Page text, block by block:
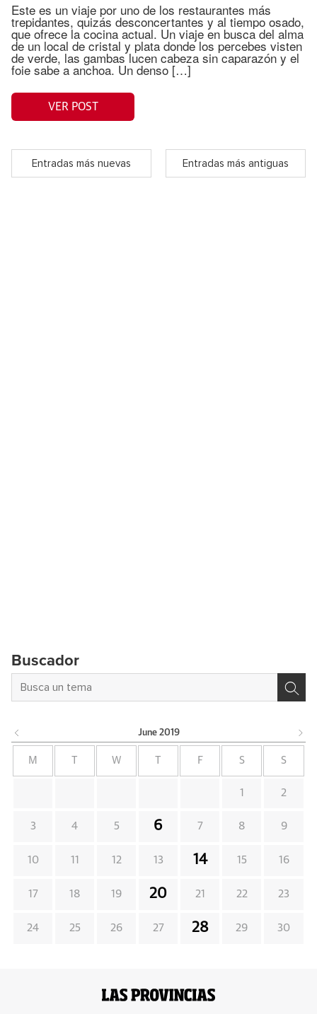
Este es un viaje por uno de los restaurantes más
trepidantes, quizás desconcertantes y al tiempo osado,
que ofrece la cocina actual. Un viaje en busca del alma
de un local de cristal y plata donde los percebes visten
de verde, las gambas lucen cabeza sin caparazón y el
foie sabe a anchoa. Un denso […]
VER POST
Entradas más nuevas Entradas más antiguas
Buscador
June 2019
M W F S S
1 2
3 4 5 6 7 8 9
10 11 12 13 14 15 16
17 18 19 20 21 22 23
24 25 26 27 28 29 30